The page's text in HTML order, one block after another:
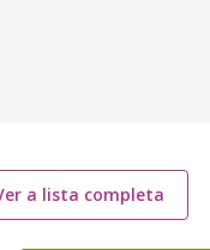
a lista completa